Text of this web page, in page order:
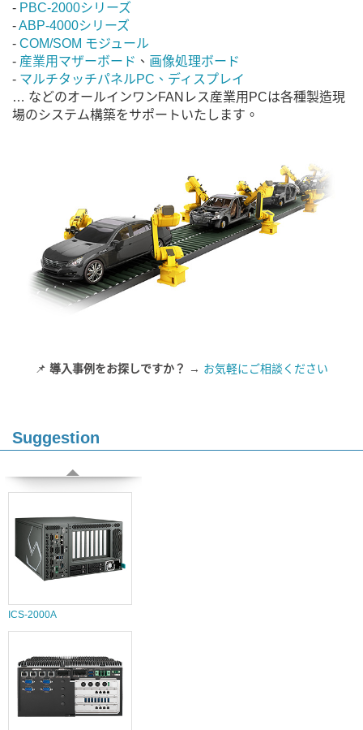
- PBC-2000シリーズ
-ABP-4000シリーズ
- COM/SOM モジュール
- 産業用マザーボード 、 画像処理ボード
- マルチタッチパネルPC、ディスプレイ
… などのオールインワンFANレス産業用PCは各種製造現
場のシステム構築をサポートいたします。
📌 導入事例をお探しですか？ → お気軽にご相談ください
Suggestion
ICS-2000A